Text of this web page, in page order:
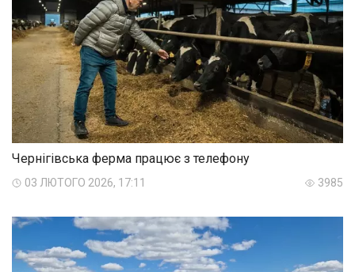
Чернігівська ферма працює з телефону
03 ЛЮТОГО 2026, 17:11 3985